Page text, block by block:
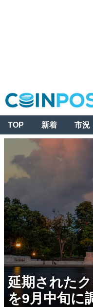
TOP 新着 市況
延期された
を9月中旬に